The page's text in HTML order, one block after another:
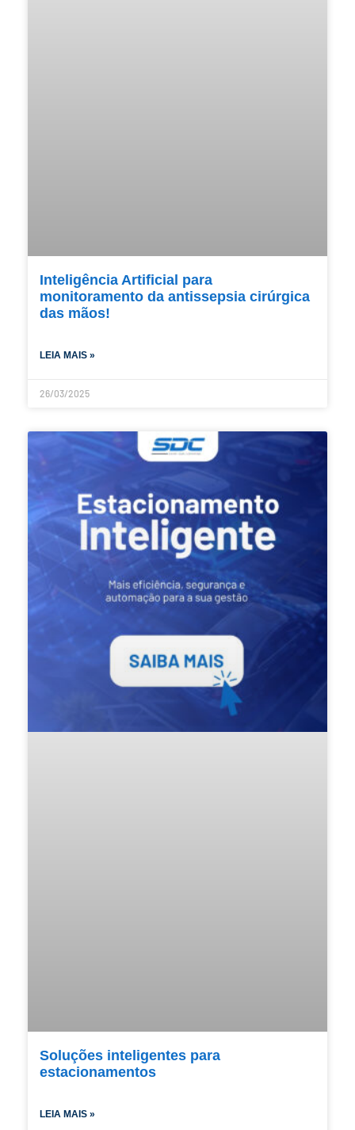
Inteligência Artificial para
monitoramento da antissepsia cirúrgica
das mãos!
LEIA MAIS »
26/03/2025
Soluções inteligentes para
estacionamentos
LEIA MAIS »